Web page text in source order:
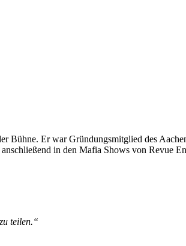
Bühne. Er war Gründungsmitglied des
in den Mafia Shows von Revue
teilen.“